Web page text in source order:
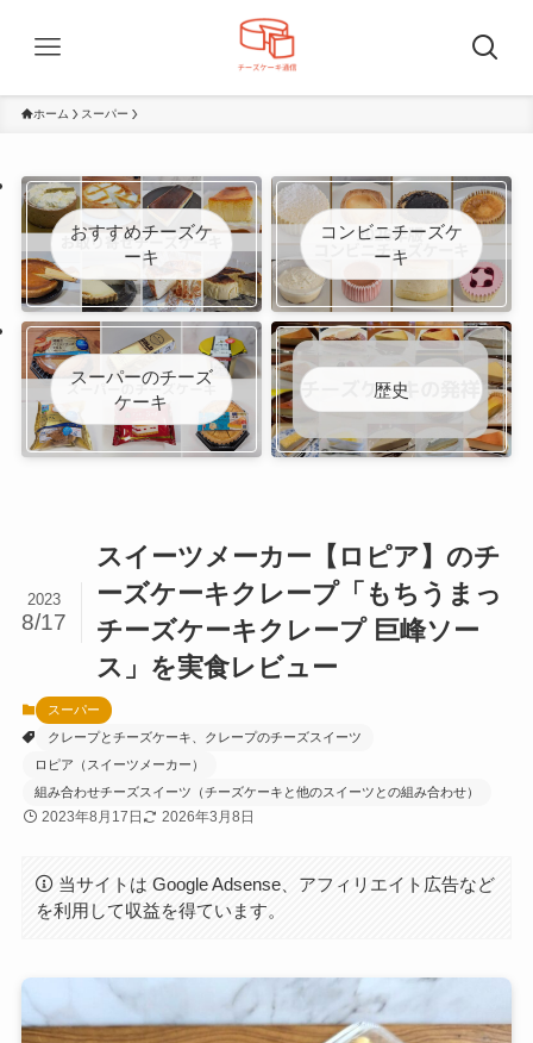
ホーム スーパー
おすすめチーズケ
ーキ
コンビニチーズケ
ーキ
スーパーのチーズ
ケーキ
歴史
スイーツメーカー【ロピア】のチ
ーズケーキクレープ「もちうまっ
チーズケーキクレープ 巨峰ソー
ス」を実食レビュー
2023
8/17
スーパー
クレープとチーズケーキ、クレープのチーズスイーツ
ロピア（スイーツメーカー）
組み合わせチーズスイーツ（チーズケーキと他のスイーツとの組み合わせ）
2023年8月17日 2026年3月8日
当サイトは Google Adsense、アフィリエイト広告など
を利用して収益を得ています。